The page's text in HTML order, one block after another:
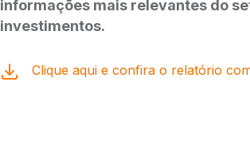
informações mais relevantes do
investimentos.
Clique aqui e confira o relatório